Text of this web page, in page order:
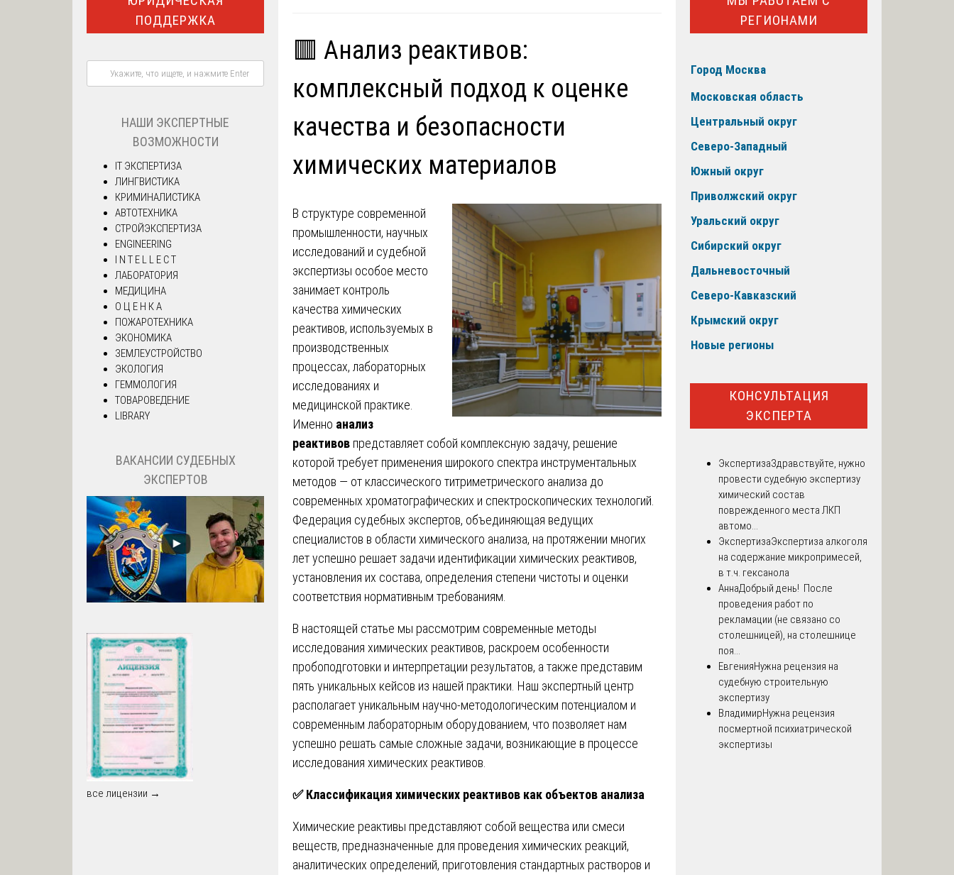
🟥 Анализ реактивов:
комплексный подход к оценке
качества и безопасности
химических материалов
В структуре современной
промышленности, научных
исследований и судебной
экспертизы особое место
занимает контроль
качества химических
реактивов, используемых в
производственных
процессах, лабораторных
исследованиях и
медицинской практике.
Именно анализ
реактивов представляет собой комплексную задачу, решение
которой требует применения широкого спектра инструментальных
методов — от классического титриметрического анализа до
современных хроматографических и спектроскопических технологий.
Федерация судебных экспертов, объединяющая ведущих
специалистов в области химического анализа, на протяжении многих
лет успешно решает задачи идентификации химических реактивов,
установления их состава, определения степени чистоты и оценки
соответствия нормативным требованиям.
В настоящей статье мы рассмотрим современные методы
исследования химических реактивов, раскроем особенности
пробоподготовки и интерпретации результатов, а также представим
пять уникальных кейсов из нашей практики. Наш экспертный центр
располагает уникальным научно-методологическим потенциалом и
современным лабораторным оборудованием, что позволяет нам
успешно решать самые сложные задачи, возникающие в процессе
исследования химических реактивов.
✅Классификация химических реактивов как объектов анализа
Химические реактивы представляют собой вещества или смеси
веществ, предназначенные для проведения химических реакций,
аналитических определений, приготовления стандартных растворов и
ПОДДЕРЖКА
НАШИ ЭКСПЕРТНЫЕ
ВОЗМОЖНОСТИ
IT ЭКСПЕРТИЗА
ЛИНГВИСТИКА
КРИМИНАЛИСТИКА
АВТОТЕХНИКА
СТРОЙЭКСПЕРТИЗА
ENGINEERING
I N T E L L E C T
ЛАБОРАТОРИЯ
МЕДИЦИНА
О Ц Е Н К А
ПОЖАРОТЕХНИКА
ЭКОНОМИКА
ЗЕМЛЕУСТРОЙСТВО
ЭКОЛОГИЯ
ГЕММОЛОГИЯ
ТОВАРОВЕДЕНИЕ
LIBRARY
ВАКАНСИИ СУДЕБНЫХ
ЭКСПЕРТОВ
все лицензии →
РЕГИОНАМИ
Город Москва
Московская область
Центральный округ
Северо-Западный
Южный округ
Приволжский округ
Уральский округ
Сибирский округ
Дальневосточный
Северо-Кавказский
Крымский округ
Новые регионы
КОНСУЛЬТАЦИЯ
ЭКСПЕРТА
ЭкспертизаЗдравствуйте, нужно
провести судебную экспертизу
химический состав
поврежденного места ЛКП
автомо...
ЭкспертизаЭкспертиза алкоголя
на содержание микропримесей,
в т.ч. гексанола
АннаДобрый день! После
проведения работ по
рекламации (не связано со
столешницей), на столешнице
поя...
ЕвгенияНужна рецензия на
судебную строительную
экспертизу
ВладимирНужна рецензия
посмертной психиатрической
экспертизы